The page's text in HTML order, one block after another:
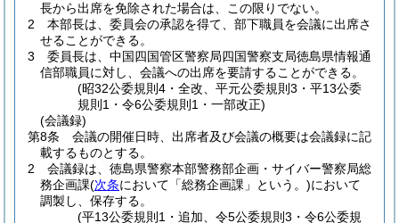
長から出席を免除された場合は、この限りでない。
2
本部長は、委員会の承認を得て、部下職員を会議に出席さ
せることができる。
3
委員長は、中国四国管区警察局四国警察支局徳島県情報通
信部職員に対し、会議への出席を要請することができる。
(昭32公委規則4・全改、平元公委規則3・平13公委
規則1・令6公委規則1・一部改正)
(会議録)
第8条
会議の開催日時、出席者及び会議の概要は会議録に記
載するものとする。
2
会議録は、徳島県警察本部警務部企画・サイバー警察局総
務企画課(次条において「総務企画課」という。)において
調製し、保存する。
(平13公委規則1・追加、令5公委規則3・令6公委規